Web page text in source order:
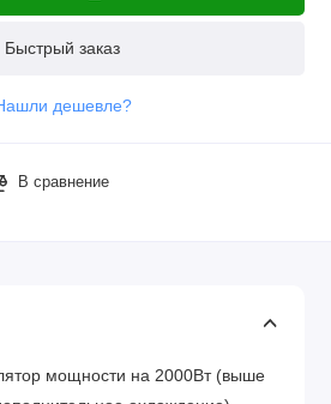
Быстрый заказ
дешевле?
В сравнение
мощности на 2000Вт (выше